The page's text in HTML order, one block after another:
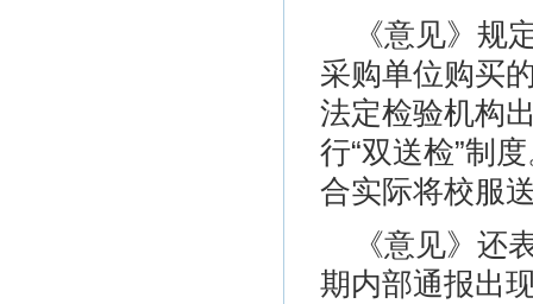
《意见》规
采购单位购买
法定检验机构
行“双送检”制
合实际将校服
《意见》还
期内部通报出